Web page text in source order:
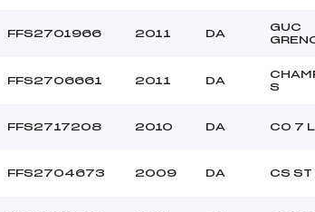
FFS2701966 2011 DA
GUC
FFS2706661 2011 DA
S
FFS2717208 2010 DA CO 7
FFS2704673 2009 DA CS ST